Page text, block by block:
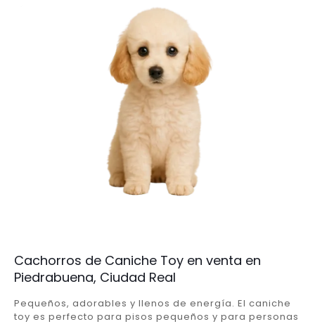
Cachorros de Caniche Toy en venta en
Piedrabuena, Ciudad Real
Pequeños, adorables y llenos de energía. El caniche
toy es perfecto para pisos pequeños y para personas